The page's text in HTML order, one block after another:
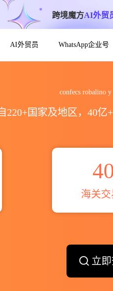
跨境魔方AI外贸
AI外贸员 WhatsApp企业号
confecs robalino
220+国家及地区，40
海关
立